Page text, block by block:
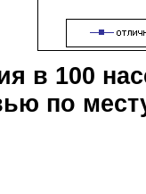
в 100
по